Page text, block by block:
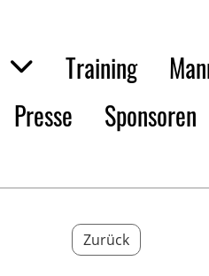
Training
Presse Sponsoren
Zurück